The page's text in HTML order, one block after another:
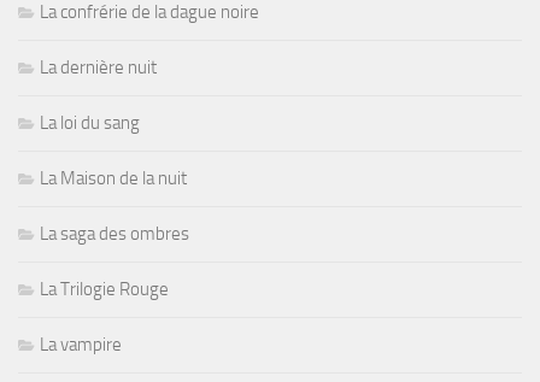
La confrérie de la dague noire
La dernière nuit
La loi du sang
La Maison de la nuit
La saga des ombres
La Trilogie Rouge
La vampire